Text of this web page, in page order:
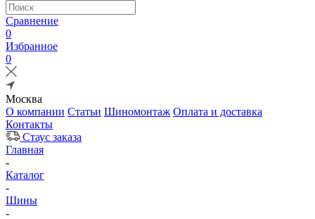
Сравнение
0
Избранное
0
Москва
О компании Статьи Шиномонтаж Оплата и доставка
Контакты
Стаус заказа
Главная
-
Каталог
-
Шины
-